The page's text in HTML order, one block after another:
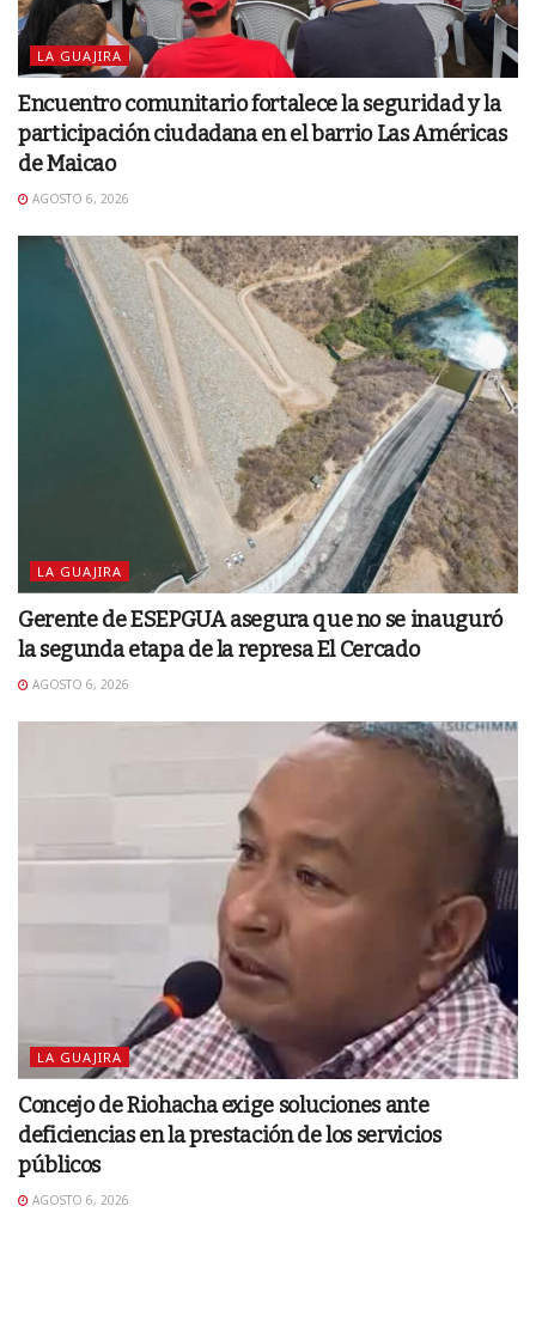
LA GUAJIRA
Encuentro comunitario fortalece la seguridad y la
participación ciudadana en el barrio Las Américas
de Maicao
AGOSTO 6, 2026
LA GUAJIRA
Gerente de ESEPGUA asegura que no se inauguró
la segunda etapa de la represa El Cercado
AGOSTO 6, 2026
LA GUAJIRA
Concejo de Riohacha exige soluciones ante
deficiencias en la prestación de los servicios
públicos
AGOSTO 6, 2026